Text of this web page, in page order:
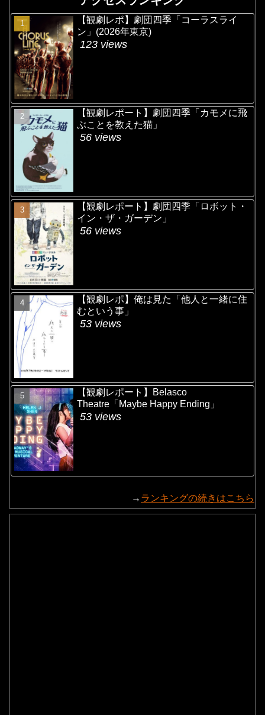
【観劇レポ】劇団四季「コーラスライ
ン」(2026年東京)
123 views
【観劇レポート】劇団四季「カモメに飛
ぶことを教えた猫」
56 views
【観劇レポート】劇団四季「ロボット・
イン・ザ・ガーデン」
56 views
【観劇レポ】俺は見た「他人と一緒に住
むという事」
53 views
【観劇レポート】Belasco
Theatre「Maybe Happy Ending」
53 views
→ ランキングの続きはこちら